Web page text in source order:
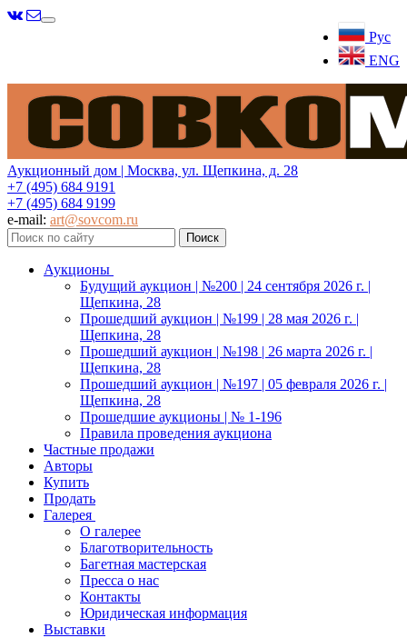
Рус
ENG
Меню
Аукционный дом | Москва, ул. Щепкина, д. 28
+7 (495) 684 9191
+7 (495) 684 9199
e-mail: art@sovcom.ru
Аукционы
Будущий аукцион | №200 | 24 сентября 2026 г. |
Щепкина, 28
Прошедший аукцион | №199 | 28 мая 2026 г. |
Щепкина, 28
Прошедший аукцион | №198 | 26 марта 2026 г. |
Щепкина, 28
Прошедший аукцион | №197 | 05 февраля 2026 г. |
Щепкина, 28
Прошедшие аукционы | № 1-196
Правила проведения аукциона
Частные продажи
Авторы
Купить
Продать
Галерея
О галерее
Благотворительность
Багетная мастерская
Пресса о нас
Контакты
Юридическая информация
Выставки